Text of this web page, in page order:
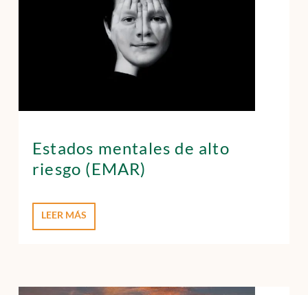
Estados mentales de alto
riesgo (EMAR)
LEER MÁS